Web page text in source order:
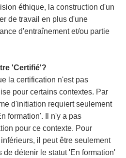
éthique, la construction d'un
de travail en plus d'une
d'entraînement et/ou partie
'Certifié'?
la certification n'est pas
pour certains contextes. Par
d'initiation requiert seulement
formation'. Il n'y a pas
pour ce contexte. Pour
il peut être seulement
de détenir le statut 'En formation'